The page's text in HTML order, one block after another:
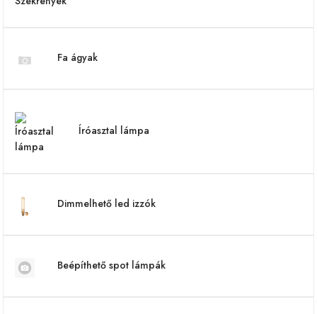
Fa ágyak
Íróasztal lámpa
Dimmelhető led izzók
Beépíthető spot lámpák